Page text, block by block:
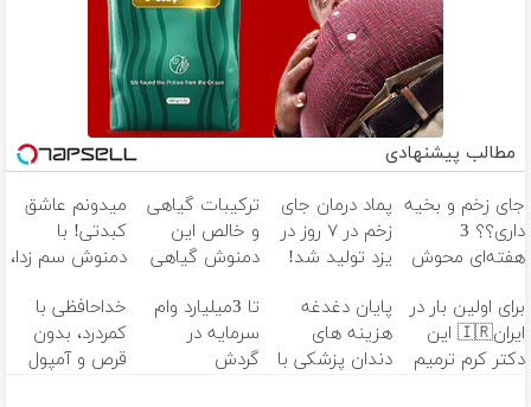
مطالب پیشنهادی
جای زخم و بخیه
داری؟؟ 3
هفته‌ای محوش
پماد درمان جای
زخم در ۷ روز در
یزد تولید شد!
ترکیبات گیاهی
و خالص این
دمنوش گیاهی
پاکسازی میکنه
میدونم عاشق
کبدتی! با
دمنوش سم زدا،
تضمین کن
55% تخفیف
برای اولین بار در
ایران🇮🇷 این
دکتر کرم ترمیم
پایان دغدغه
هزینه های
دندان پزشکی با
تا 3میلیارد وام
سرمایه در
گردش
خداحافظی با
کمردرد، بدون
قرص و آمپول